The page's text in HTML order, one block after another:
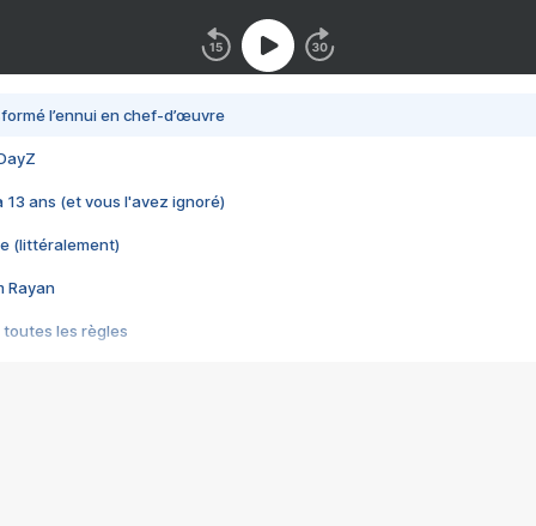
l’ennui en chef-d’œuvre
13 ans (et vous l'avez ignoré)
(littéralement)
Rayan
toutes les règles